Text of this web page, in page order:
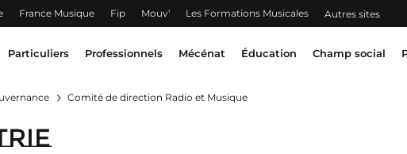
France Musique Fip Mouv' Les Formations Musicales Autres sites
Particuliers Professionnels Mécénat Éducation Champ social
Comité de direction Radio et Musique